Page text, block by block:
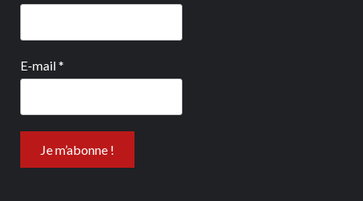
E-mail*